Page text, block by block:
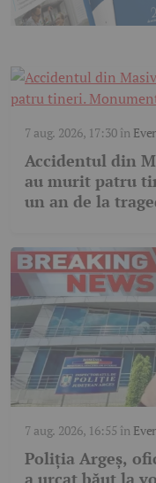
7 aug. 2026, 17:30în
Accidentul din
au murit patru
un an de la
7 aug. 2026, 16:55 în
Poliția Argeș,
a urcat băut la